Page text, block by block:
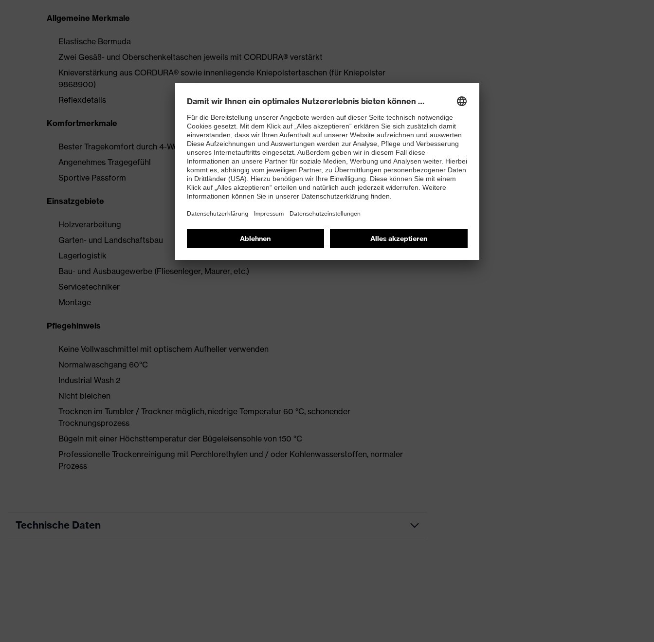
Allgemeine Merkmale
Elastische Bermuda
Zwei Gesäß- und Oberschenkeltaschen jeweils mit CORDURA® verstärkt
Knieverstärkung aus CORDURA® sowie innenliegende Kniepolstertaschen (für Kniepolster
9868900)
Reflexdetails
Komfortmerkmale
Bester Tragekomfort durch 4-Wege-Stretch
Angenehmes Tragegefühl
Sportive Passform
Einsatzgebiete
Holzverarbeitung
Garten- und Landschaftsbau
Lagerlogistik
Bau- und Ausbaugewerbe (Fliesenleger, Maurer, etc.)
Servicetechniker
Montage
Pflegehinweis
Keine Vollwaschmittel mit optischem Aufheller verwenden
Normalwaschgang 60°C
Industrial Wash 2
Nicht bleichen
Trocknen im Tumbler / Trockner möglich, niedrige Temperatur 60 °C, schonender
Trocknungsprozess
Bügeln mit einer Höchsttemperatur der Bügeleisensohle von 150 °C
Professionelle Trockenreinigung mit Perchlorethylen und / oder Kohlenwasserstoffen, normaler
Prozess
Technische Daten